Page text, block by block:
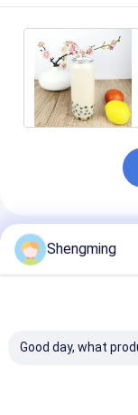
Συνιστώμενα
Shengming
Good day, what